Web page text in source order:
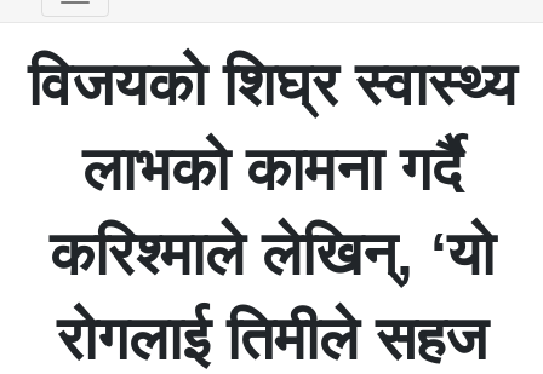
विजयको शिघ्र स्वास्थ्य
लाभको कामना गर्दै
करिश्माले लेखिन्, ‘यो
रोगलाई तिमीले सहज